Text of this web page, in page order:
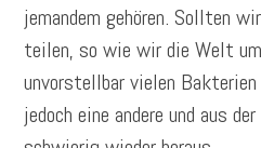
jemandem gehören. Sollten
teilen, so wie wir die Welt
unvorstellbar vielen
jedoch eine andere und aus